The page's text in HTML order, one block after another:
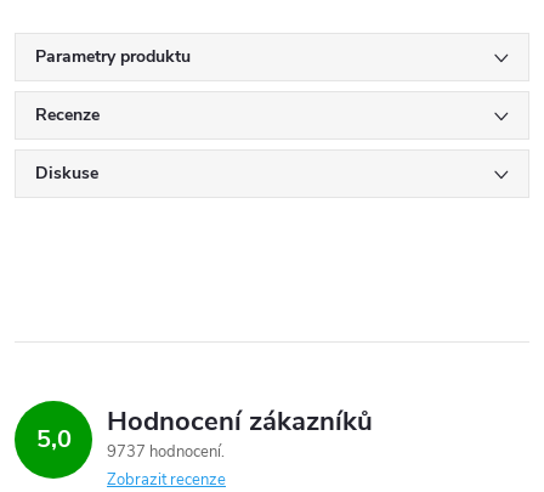
Parametry produktu
Recenze
Diskuse
5,0 Hodnocení zákazníků
9737 hodnocení
Zobrazit recenze